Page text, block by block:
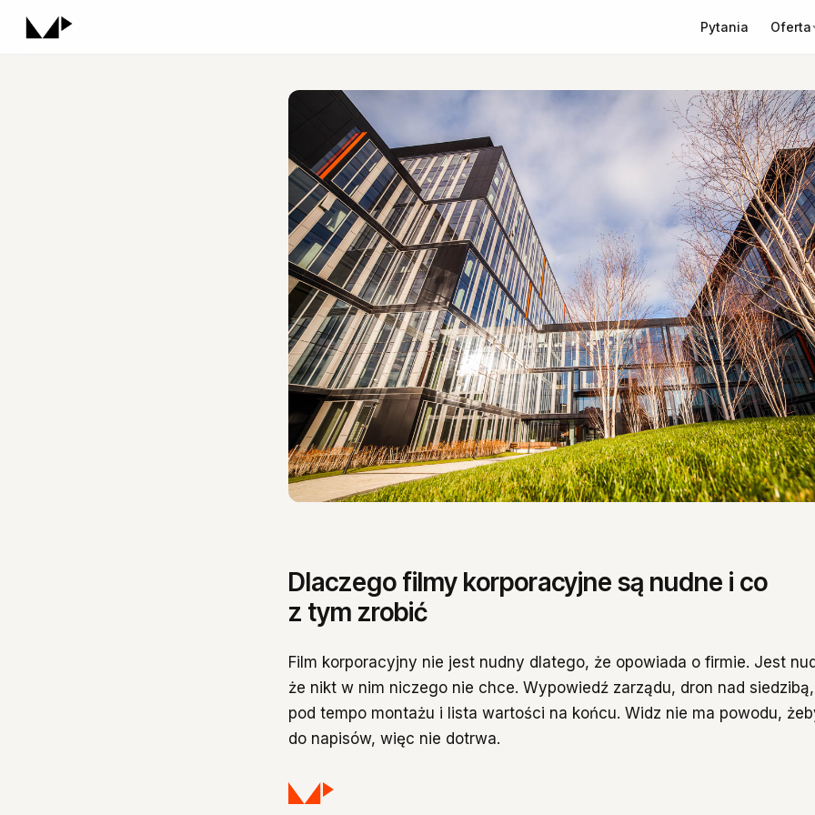
Dlaczego filmy korporacyjne są nudne i co z tym zrobić
Nuda ma dwie przyczyny i żadna z nich nie jest budżetowa
Wszyscy podążamy za emocjami
Color grading jak z hitów VEVO
Pisałem to w 2017 roku i nic się nie zestarzało
Najczęściej zadawane pytania
Źródła
Dlaczego filmy korporacyjne są nudne i co
z tym zrobić
Film korporacyjny nie jest nudny dlatego, że opowiada o firmie. Jest
że nikt w nim niczego nie chce. Wypowiedź zarządu, dron nad
pod tempo montażu i lista wartości na końcu. Widz nie ma powodu,
do napisów, więc nie dotrwa.
Pytania Oferta